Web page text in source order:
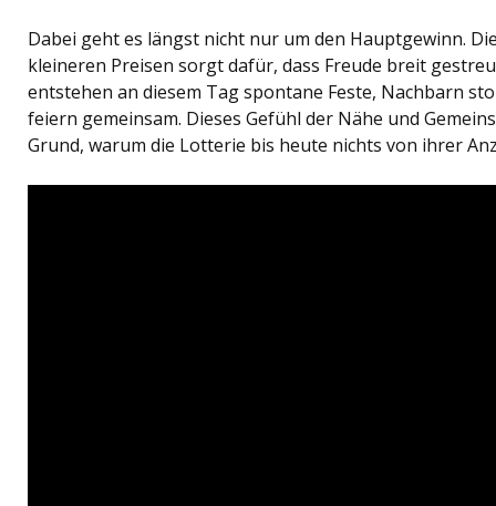
Dabei geht es längst nicht nur um den Hauptgewinn.
kleineren Preisen sorgt dafür, dass Freude breit
entstehen an diesem Tag spontane Feste, Nachbarn
feiern gemeinsam. Dieses Gefühl der Nähe und
Grund, warum die Lotterie bis heute nichts von ihrer